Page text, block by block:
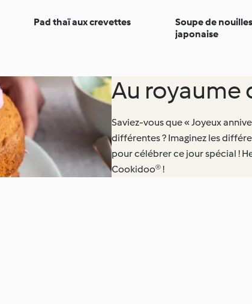
Pad thaï aux crevettes
Soupe de
japonaise
Au royaume
Saviez-vous que « Joyeux
différentes ? Imaginez les
pour célébrer ce jour spécial !
Cookidoo® !